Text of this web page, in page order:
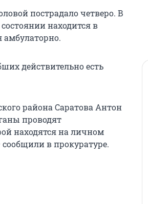
пострадало четверо. В
находится в
амбулаторно.
действительно есть
района Саратова Антон
проводят
находятся на личном
в прокуратуре.